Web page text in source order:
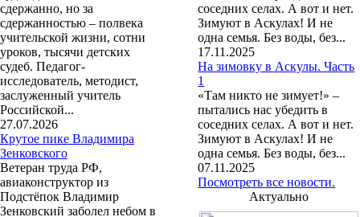
сдержанно, но за
сдержанностью – полвека
учительской жизни, сотни
уроков, тысячи детских
судеб. Педагог-
исследователь, методист,
заслуженный учитель
Российской...
27.07.2026
Крутое пике Владимира
Зенковского
Ветеран труда РФ,
авиаконструктор из
Подстёпок Владимир
Зенковский заболел небом в
соседних селах. А вот и нет.
Зимуют в Аскулах! И не
одна семья. Без воды, без...
17.11.2025
На зимовку в Аскулы. Часть
1
«Там никто не зимует!» –
пытались нас убедить в
соседних селах. А вот и нет.
Зимуют в Аскулах! И не
одна семья. Без воды, без...
07.11.2025
Посмотреть все новости.
Актуально